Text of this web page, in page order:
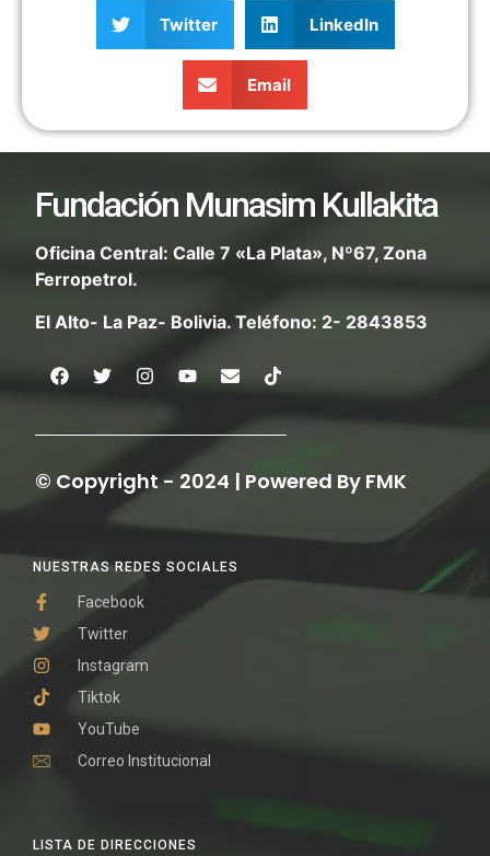
Twitter LinkedIn
Email
LISTA DE DIRECCIONES
NUESTRAS REDES SOCIALES
Facebook
Twitter
Instagram
Tiktok
YouTube
Correo Institucional
Fundación Munasim Kullakita
Oficina Central: Calle 7 «La Plata», Nº67, Zona
Ferropetrol.
El Alto- La Paz- Bolivia. Teléfono: 2- 2843853
© Copyright - 2024 | Powered By FMK